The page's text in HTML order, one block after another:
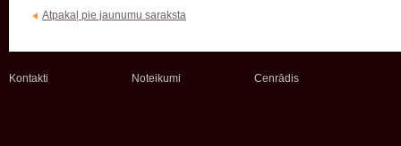
Atpakaļ pie jaunumu saraksta
Kontakti Noteikumi Cenrādis